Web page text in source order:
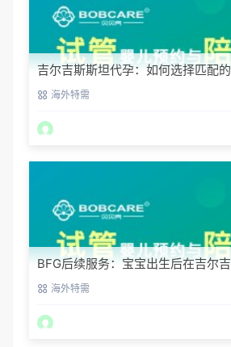
吉尔吉斯斯坦代孕：如何选择匹配的
海外特需
BFG后续服务：宝宝出生后在吉尔
回国海外特需